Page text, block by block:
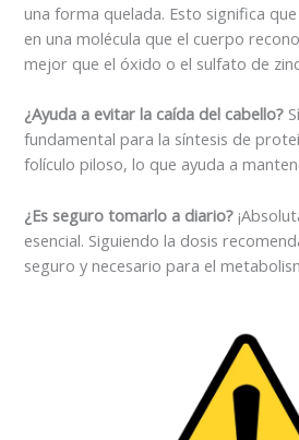
una forma quelada. Esto significa
en una molécula que el cuerpo
mejor que el óxido o el sulfato de
¿Ayuda a evitar la caída del cabello?
fundamental para la síntesis de
folículo piloso, lo que ayuda a
¿Es seguro tomarlo a diario?
esencial. Siguiendo la dosis
seguro y necesario para el